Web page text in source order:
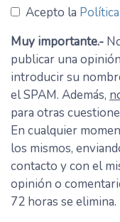
Acepto la
Muy importante.-
publicar una
introducir su
el SPAM. Además,
para otras
En cualquier
los mismos,
contacto y con el
opinión o
72 horas se elimina.